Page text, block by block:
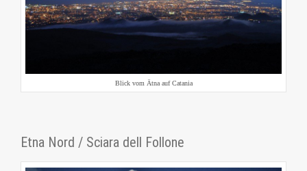
Blick vom Ätna auf Catania
Etna Nord / Sciara dell Follone